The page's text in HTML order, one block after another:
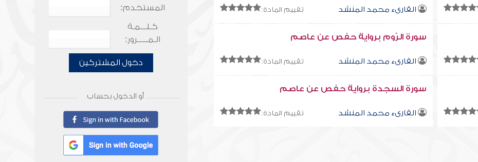
القارىء محمد المنشد تقييم المادة:
سورة الرّوم برواية حفص عن عاصم
القارىء محمد المنشد تقييم المادة:
سورة السجدة برواية حفص عن عاصم
القارىء محمد المنشد تقييم المادة:
المستخدم:
كـلـــمـة
الـمـــــرور:
دخول المشتركين
أو الدخول بحساب